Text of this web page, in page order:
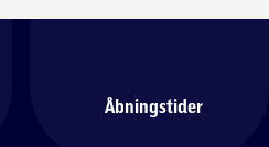
Åbningstider